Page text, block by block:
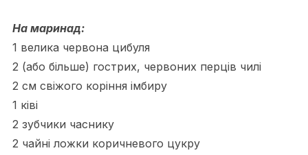
На маринад:
1 велика червона цибуля
2 (або більше) гострих, червоних перців чилі
2 см свіжого коріння імбиру
1 ківі
2 зубчики часнику
2 чайні ложки коричневого цукру